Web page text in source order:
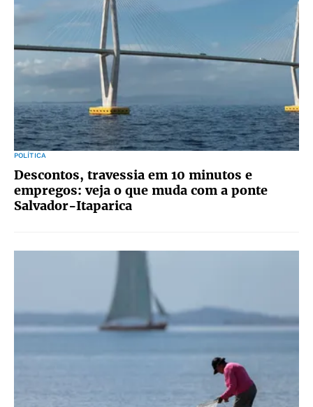
POLÍTICA
Descontos, travessia em 10 minutos e
empregos: veja o que muda com a ponte
Salvador-Itaparica